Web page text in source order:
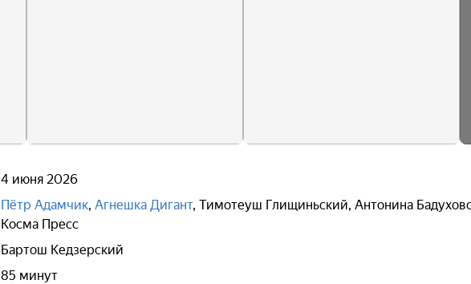
4 июня 2026
Пётр Адамчик, Агнешка Дигант, Тимотеуш Глищиньский, Антонина
Косма Пресс
Бартош Кедзерский
85 минут